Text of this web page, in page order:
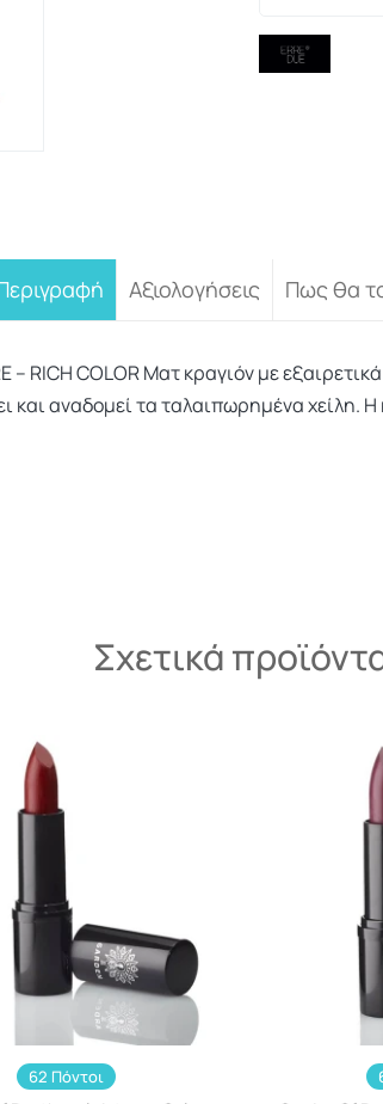
Αξιολογήσεις Πως θα
– RICH COLOR Mατ κραγιόν με
και αναδομεί τα ταλαιπωρημένα
Σχετικά
62 Πόντοι